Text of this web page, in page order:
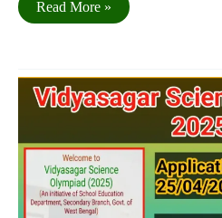
Result
২০২৪
NMMS
পরীক্ষার
Read More »